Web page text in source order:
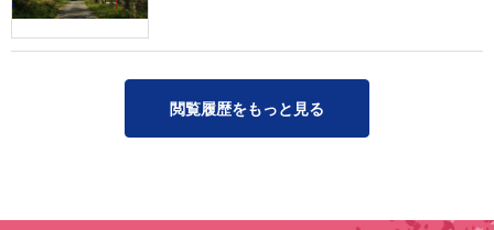
閲覧履歴をもっと見る